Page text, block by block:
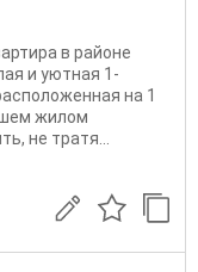
в районе
и уютная 1-
на 1
жилом
не тратя...